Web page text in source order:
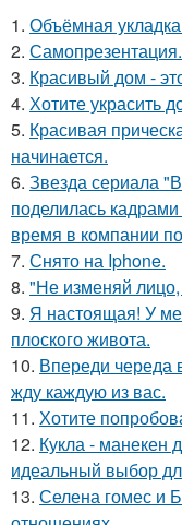
1. Объёмная
2.
3. Красивый дом -
4. Хотите украсить
5. Красивая
начинается.
6. Звезда сериала
поделилась
время в компании
7. Снято на Iphone.
8. "Не изменяй
9. Я настоящая! У
плоского живота.
10. Впереди череда
жду каждую из вас.
11. Хотите
12. Кукла - манекен
идеальный выбор
13. Селена гомес и